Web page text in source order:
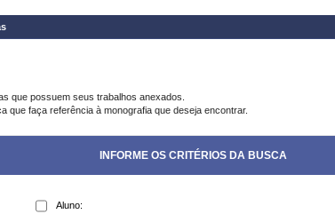
que possuem seus trabalhos anexados.
que faça referência à monografia que deseja encontrar.
INFORME OS CRITÉRIOS DA BUSCA
Aluno: